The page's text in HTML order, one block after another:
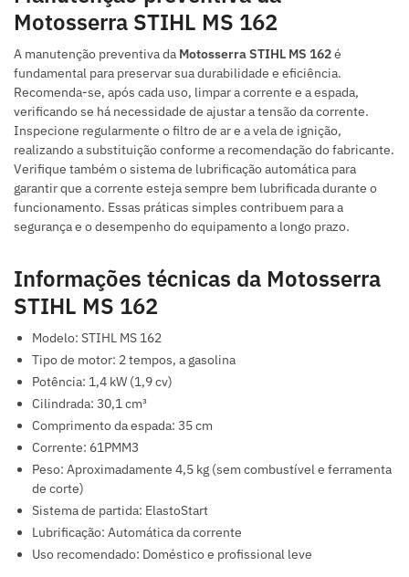
Motosserra STIHL MS 162
A manutenção preventiva da Motosserra STIHL MS 162é
fundamental para preservar sua durabilidade e eficiência.
Recomenda-se, após cada uso, limpar a corrente e a espada,
verificando se há necessidade de ajustar a tensão da corrente.
Inspecione regularmente o filtro de ar e a vela de ignição,
realizando a substituição conforme a recomendação do fabricante.
Verifique também o sistema de lubrificação automática para
garantir que a corrente esteja sempre bem lubrificada durante o
funcionamento. Essas práticas simples contribuem para a
segurança e o desempenho do equipamento a longo prazo.
Informações técnicas da Motosserra
STIHL MS 162
Modelo: STIHL MS 162
Tipo de motor: 2 tempos, a gasolina
Potência: 1,4 kW (1,9 cv)
Cilindrada: 30,1 cm³
Comprimento da espada: 35 cm
Corrente: 61PMM3
Peso: Aproximadamente 4,5 kg (sem combustível e ferramenta
de corte)
Sistema de partida: ElastoStart
Lubrificação: Automática da corrente
Uso recomendado: Doméstico e profissional leve